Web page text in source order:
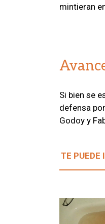
mintieran
Si bien se
defensa
Godoy y
TE PUEDE